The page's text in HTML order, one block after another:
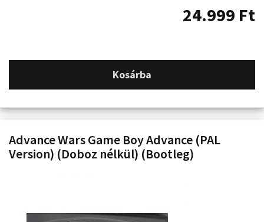
24.999 Ft
Kosárba
Advance Wars Game Boy Advance (PAL
Version) (Doboz nélkül) (Bootleg)